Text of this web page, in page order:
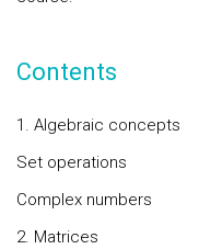
Contents
1. Algebraic concepts
Set operations
Complex numbers
2. Matrices